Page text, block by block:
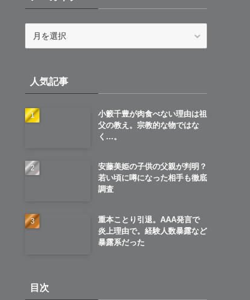
ブ人気記事
小籔千豊が肉食べない理由は祖
父の教え。宗教的な物ではな
く…。
安藤美姫の子供の父親が判明？
若い頃に噂になった相手も徹底
調査
重本ことり引退。AAA発言で
炎上理由で。経験人数暴露など
暴露系だった
目次